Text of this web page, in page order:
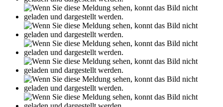
Leseprobe aus 27 Seiten
Facebook
Instagram
TikTok